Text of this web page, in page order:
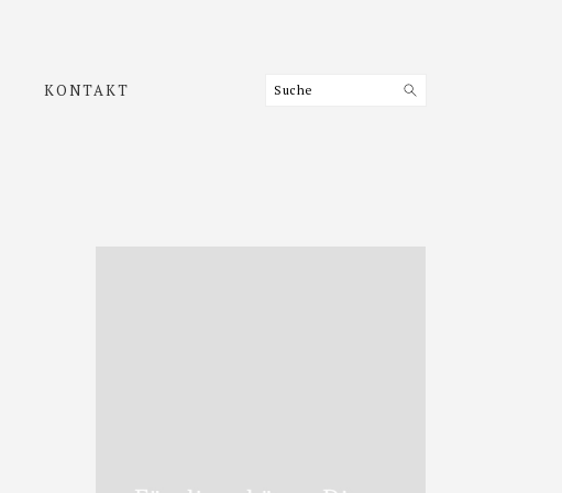
KONTAKT Suche